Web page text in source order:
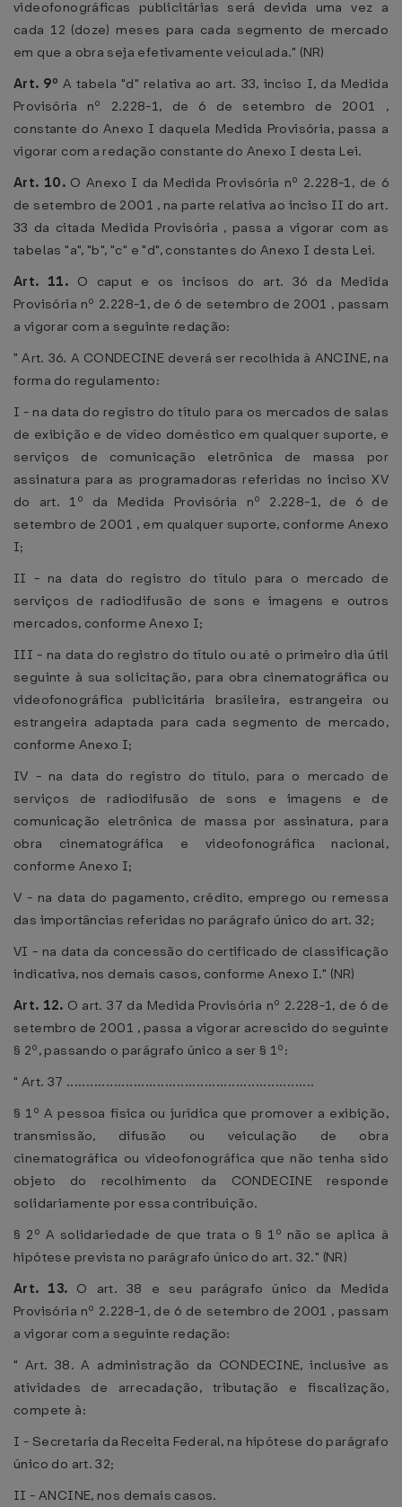
videofonográficas publicitárias será devida uma vez a
cada 12 (doze) meses para cada segmento de mercado
em que a obra seja efetivamente veiculada." (NR)
Art. 9º A tabela "d" relativa ao art. 33, inciso I, da Medida
Provisória nº 2.228-1, de 6 de setembro de 2001 ,
constante do Anexo I daquela Medida Provisória, passa a
vigorar com a redação constante do Anexo I desta Lei.
Art. 10. O Anexo I da Medida Provisória nº 2.228-1, de 6
de setembro de 2001 , na parte relativa ao inciso II do art.
33 da citada Medida Provisória , passa a vigorar com as
tabelas "a", "b", "c" e "d", constantes do Anexo I desta Lei.
Art. 11. O caput e os incisos do art. 36 da Medida
Provisória nº 2.228-1, de 6 de setembro de 2001 , passam
a vigorar com a seguinte redação:
" Art. 36. A CONDECINE deverá ser recolhida à ANCINE, na
forma do regulamento:
I - na data do registro do título para os mercados de salas
de exibição e de vídeo doméstico em qualquer suporte, e
serviços de comunicação eletrônica de massa por
assinatura para as programadoras referidas no inciso XV
do art. 1º da Medida Provisória nº 2.228-1, de 6 de
setembro de 2001 , em qualquer suporte, conforme Anexo
I;
II - na data do registro do título para o mercado de
serviços de radiodifusão de sons e imagens e outros
mercados, conforme Anexo I;
III - na data do registro do título ou até o primeiro dia útil
seguinte à sua solicitação, para obra cinematográfica ou
videofonográfica publicitária brasileira, estrangeira ou
estrangeira adaptada para cada segmento de mercado,
conforme Anexo I;
IV - na data do registro do título, para o mercado de
serviços de radiodifusão de sons e imagens e de
comunicação eletrônica de massa por assinatura, para
obra cinematográfica e videofonográfica nacional,
conforme Anexo I;
V - na data do pagamento, crédito, emprego ou remessa
das importâncias referidas no parágrafo único do art. 32;
VI - na data da concessão do certificado de classificação
indicativa, nos demais casos, conforme Anexo I." (NR)
Art. 12. O art. 37 da Medida Provisória nº 2.228-1, de 6 de
setembro de 2001 , passa a vigorar acrescido do seguinte
§ 2º, passando o parágrafo único a ser § 1º:
" Art. 37 ...............................................................
§ 1º A pessoa física ou jurídica que promover a exibição,
transmissão, difusão ou veiculação de obra
cinematográfica ou videofonográfica que não tenha sido
objeto do recolhimento da CONDECINE responde
solidariamente por essa contribuição.
§ 2º A solidariedade de que trata o § 1º não se aplica à
hipótese prevista no parágrafo único do art. 32." (NR)
Art. 13. O art. 38 e seu parágrafo único da Medida
Provisória nº 2.228-1, de 6 de setembro de 2001 , passam
a vigorar com a seguinte redação:
" Art. 38. A administração da CONDECINE, inclusive as
atividades de arrecadação, tributação e fiscalização,
compete à:
I - Secretaria da Receita Federal, na hipótese do parágrafo
único do art. 32;
II - ANCINE, nos demais casos.